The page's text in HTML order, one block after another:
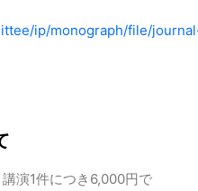
ip/monograph/file/
演1件につき6,000円で